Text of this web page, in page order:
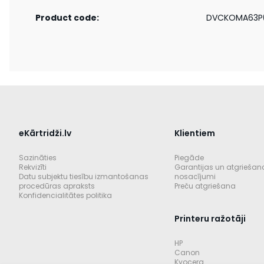
Product code:
eKārtridži.lv
Sazināties
Rekvizīti
Datu subjektu tiesību izmantošanas
procedūras apraksts
Konfidencialitātes politika
Klientiem
Piegāde
Garantijas un
nosacījumi
Preču atgriešana
Printeru ražotāji
HP
Canon
Kyocera